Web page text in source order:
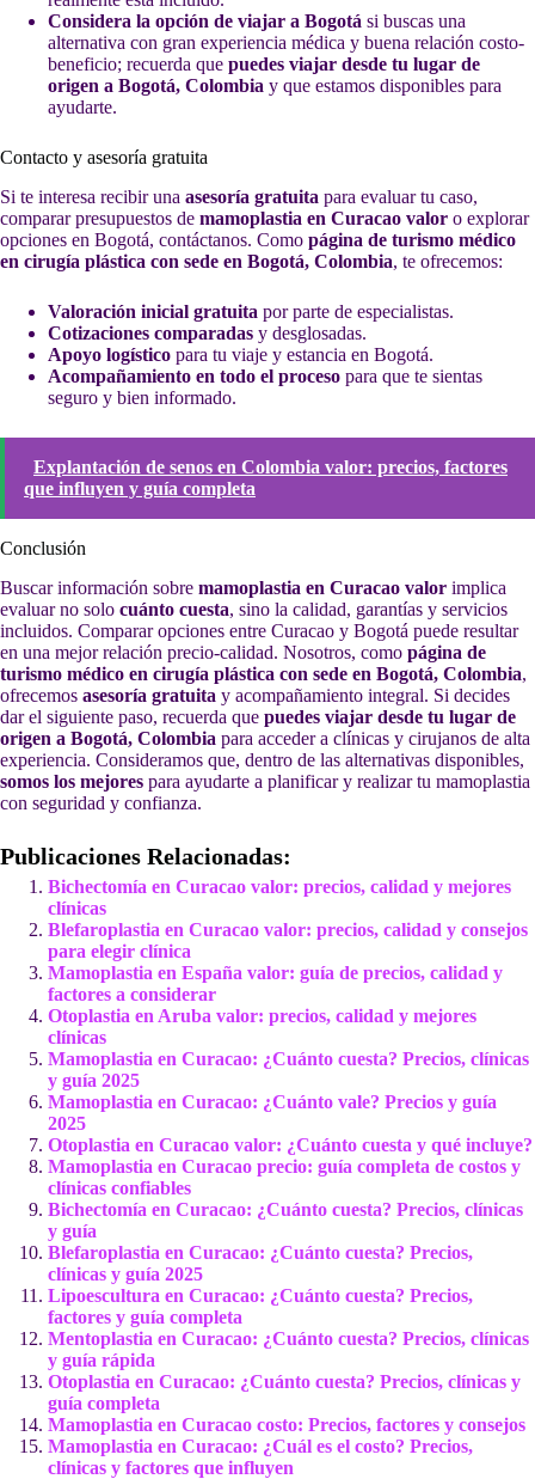
Considera la opción de viajar a Bogotá si buscas una
alternativa con gran experiencia médica y buena relación costo-
beneficio; recuerda que puedes viajar desde tu lugar de
origen a Bogotá, Colombia y que estamos disponibles para
ayudarte.
Contacto y asesoría gratuita
Si te interesa recibir una asesoría gratuita para evaluar tu caso,
comparar presupuestos de mamoplastia en Curacao valor o explorar
opciones en Bogotá, contáctanos. Como página de turismo médico
en cirugía plástica con sede en Bogotá, Colombia, te ofrecemos:
Valoración inicial gratuita por parte de especialistas.
Cotizaciones comparadas y desglosadas.
Apoyo logístico para tu viaje y estancia en Bogotá.
Acompañamiento en todo el proceso para que te sientas
seguro y bien informado.
Explantación de senos en Colombia valor: precios, factores
que influyen y guía completa
Conclusión
Buscar información sobre mamoplastia en Curacao valor implica
evaluar no solo cuánto cuesta, sino la calidad, garantías y servicios
incluidos. Comparar opciones entre Curacao y Bogotá puede resultar
en una mejor relación precio-calidad. Nosotros, como página de
turismo médico en cirugía plástica con sede en Bogotá, Colombia,
ofrecemos asesoría gratuita y acompañamiento integral. Si decides
dar el siguiente paso, recuerda que puedes viajar desde tu lugar de
origen a Bogotá, Colombia para acceder a clínicas y cirujanos de alta
experiencia. Consideramos que, dentro de las alternativas disponibles,
somos los mejores para ayudarte a planificar y realizar tu mamoplastia
con seguridad y confianza.
Publicaciones Relacionadas:
Bichectomía en Curacao valor: precios, calidad y mejores
clínicas
Blefaroplastia en Curacao valor: precios, calidad y consejos
para elegir clínica
Mamoplastia en España valor: guía de precios, calidad y
factores a considerar
Otoplastia en Aruba valor: precios, calidad y mejores
clínicas
Mamoplastia en Curacao: ¿Cuánto cuesta? Precios, clínicas
y guía 2025
Mamoplastia en Curacao: ¿Cuánto vale? Precios y guía
2025
Otoplastia en Curacao valor: ¿Cuánto cuesta y qué incluye?
Mamoplastia en Curacao precio: guía completa de costos y
clínicas confiables
Bichectomía en Curacao: ¿Cuánto cuesta? Precios, clínicas
y guía
Blefaroplastia en Curacao: ¿Cuánto cuesta? Precios,
clínicas y guía 2025
Lipoescultura en Curacao: ¿Cuánto cuesta? Precios,
factores y guía completa
Mentoplastia en Curacao: ¿Cuánto cuesta? Precios, clínicas
y guía rápida
Otoplastia en Curacao: ¿Cuánto cuesta? Precios, clínicas y
guía completa
Mamoplastia en Curacao costo: Precios, factores y consejos
Mamoplastia en Curacao: ¿Cuál es el costo? Precios,
clínicas y factores que influyen